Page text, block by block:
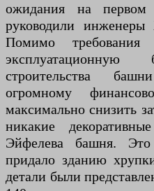
ожидания на первом
руководили инженеры
Помимо требования
эксплуатационную
строительства
огромному
максимально снизить
никакие
Эйфелева башня.
придало зданию
детали были